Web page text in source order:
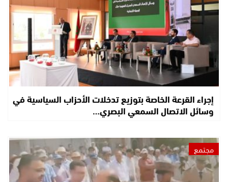
إجراء القرعة الخاصة بتوزيع تدخلات الأحزاب السياسية في
وسائل الاتصال السمعي البصري…
مجتمع